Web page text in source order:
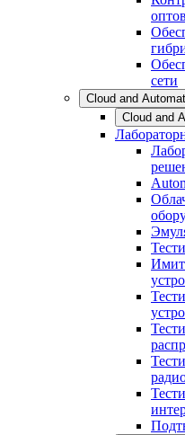
сети
Cloud and
Cloud and